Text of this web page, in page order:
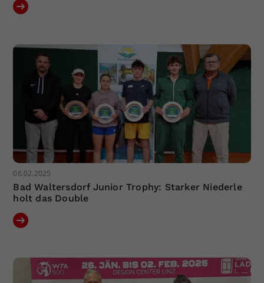
06.02.2025
Bad Waltersdorf Junior Trophy: Starker Niederle
holt das Double